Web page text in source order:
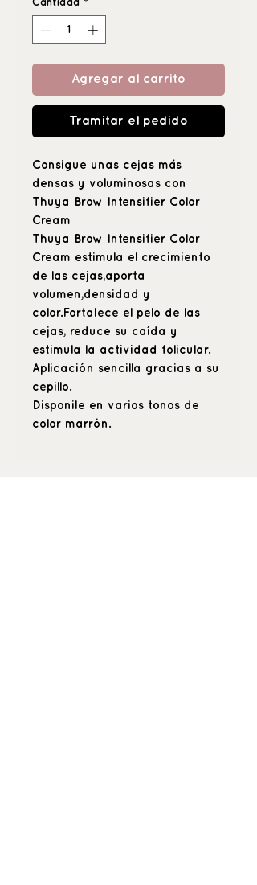
Mililitro
Cantidad *
Agregar al carrito
Tramitar el pedido
Consigue unas cejas más
densas y voluminosas con
Thuya Brow Intensifier Color
Cream
Thuya Brow Intensifier Color
Cream estimula el crecimiento
de las cejas,aporta
volumen,densidad y
color.Fortalece el pelo de las
cejas, reduce su caída y
estimula la actividad folicular.
Aplicación sencilla gracias a su
cepillo.
Disponile en varios tonos de
color marrón.